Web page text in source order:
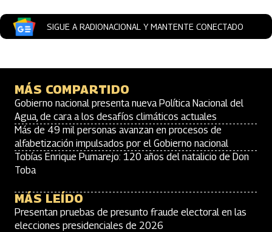
SIGUE A RADIONACIONAL Y MANTENTE CONECTADO
MÁS COMPARTIDO
Gobierno nacional presenta nueva Política Nacional del
Agua, de cara a los desafíos climáticos actuales
Más de 49 mil personas avanzan en procesos de
alfabetización impulsados por el Gobierno nacional
Tobías Enrique Pumarejo: 120 años del natalicio de Don
Toba
MÁS LEÍDO
Presentan pruebas de presunto fraude electoral en las
elecciones presidenciales de 2026